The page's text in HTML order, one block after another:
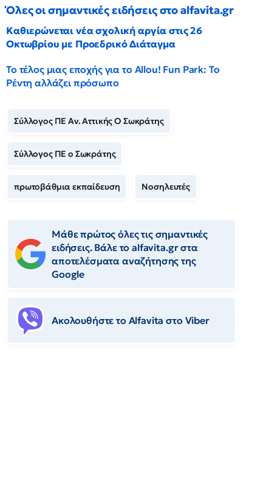
Όλες οι σημαντικές ειδήσεις στο alfavita.gr
Καθιερώνεται νέα σχολική αργία στις 26
Οκτωβρίου με Προεδρικό Διάταγμα
Το τέλος μιας εποχής για το Allou! Fun Park: Το
Ρέντη αλλάζει πρόσωπο
Σύλλογος ΠΕ Αν. Αττικής Ο Σωκράτης
Σύλλογος ΠΕ ο Σωκράτης
πρωτοβάθμια εκπαίδευση Νοσηλευτές
Μάθε πρώτος όλες τις σημαντικές
ειδήσεις. Βάλε το alfavita.gr στα
αποτελέσματα αναζήτησης της
Google
Ακολουθήστε το Αlfavita στο Viber